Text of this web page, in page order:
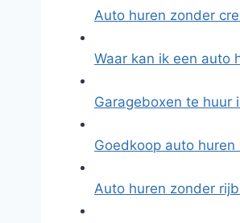
Auto huren zonder
Waar kan ik een auto
Garageboxen te huur
Goedkoop auto
Auto huren zonder